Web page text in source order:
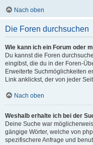
Nach oben
Die Foren durchsuchen
Wie kann ich ein Forum oder
Du kannst die Foren
eingibst, die du in der Foren-
Erweiterte Suchmöglichkeiten
Link anklickst, der von jeder
Nach oben
Weshalb erhalte ich bei der
Deine Suche war
gängige Wörter, welche von
spezifischere Anfrage und